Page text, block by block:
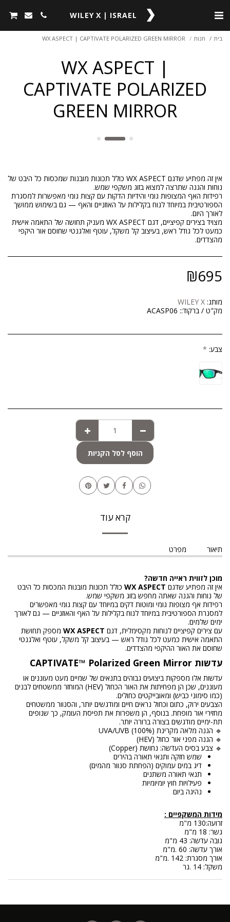
WILEY X | ISRAEL
בית חנות WX ASPECT | CAPTIVATE POLARIZED GREEN MIRROR
WX ASPECT |
CAPTIVATE POLARIZED
GREEN MIRROR
אין זה מפתיע שדגם WX ASPECT כולל תכונות מובנות שמכסות כל היבט של
רפידות האף המצופות גומי והידיות הדקות עם קצות גומי מאפשרות למסגרת
הספורטיבית במיוחד לנוח בקלילות על האוזניים והאף — גם בשימוש ממושך
מצויד בצירים קפיציים, דגם WX ASPECT מעניק תחושה של התאמה אישית
כמעט לכל גודל ראש, בעיצוב קל משקל, עוטף ואלגנטי שחוסם אור היקפי
מהצדדים.
₪695
מותג: WILEY X
מק"ט / ברקוד:: ACASP06
צבע: *
הוסף לסל הקניות
קרא עוד
תיאור מפרט
מוכן לזווית ראייה חדשה?
אין זה מפתיע שדגם WX ASPECT כולל תכונות מובנות המכסות כל היבט
של נוחות והגנה שאתה מחפש בזוג משקפי שמש.
רפידות אף מצופות גומי ומוטות דקים במיוחד עם קצות גומי מאפשרים
למסגרת הספורטיבית במיוחד לנוח בקלילות על האף והאוזניים — גם לאורך
ימים שלמים.
עם צירים קפיציים לנוחות מקסימלית, דגם WX ASPECT מספק תחושת
התאמה אישית כמעט לכל גודל ראש — בעיצוב קל משקל, עוטף ואלגנטי
שחוסם את האור ההיקפי מהצדדים.
עדשות CAPTIVATE™ Polarized Green Mirror
עדשות אלו מספקות ביצועים גבוהים בתנאים של שמיים מעט מעוננים או
מעוננים, שכן הן מפחיתות את האור הכחול (HEV) המוחזר ממשטחים לבנים
(כמו סימוני כביש) ומאובייקטים כחולים.
הצבעים ירוק, כתום וכחול נראים חיים ומודגשים יותר, והסנוור ממשטחים
מחזירי אור מופחת. בנוסף, הן משפרות את תפיסת העומק, כך שנופים
תת-ימיים מודגשים בצורה ברורה יותר.
🔹 הגנה מלאה מקרינת UVA/UVB (100%)
🔹 הגנה מפני אור כחול (HEV)
🔹 צבע בסיס העדשה: נחושת (Copper)
שמש חזקה ותנאי תאורה בהירים
דיג במים עמוקים (הפחתת סנוור מהמים)
תנאי תאורה משתנים
פעילויות חוץ יומיומיות
נהיגה ביום
מידות המשקפיים :
זרועה:130 מ"מ
גשר: 18 מ"מ
גובה עדשה: 43 מ"מ
אורך עדשה: 60 .מ"מ
אורך מסגרת: 142 .מ"מ
משקל: 14 .גר